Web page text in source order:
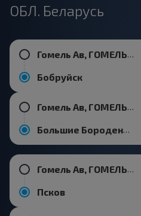
ОБЛ. Беларусь
Гомель Ав, ГОМЕЛЬ ГОМЕЛЬСКАЯ ОБЛ. Беларусь
Бобруйск
Гомель Ав, ГОМЕЛЬ ГОМЕЛЬСКАЯ ОБЛ. Беларусь
Большие Бороденки, Дрибинский р-н МОГИЛЕВСКАЯ ОБЛ.
Гомель Ав, ГОМЕЛЬ ГОМЕЛЬСКАЯ ОБЛ. Беларусь
Псков